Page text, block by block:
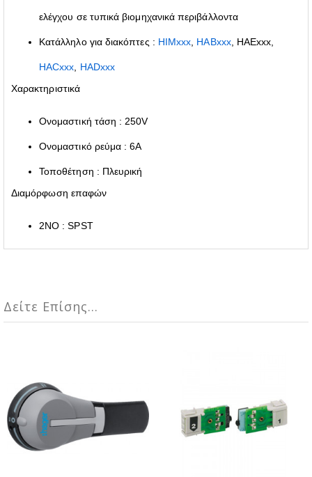
ελέγχου σε τυπικά βιομηχανικά περιβάλλοντα
Κατάλληλο για διακόπτες : HIMxxx HABxxx, HAExxx,
HACxxx
HADxxx
Χαρακτηριστικά
Ονομαστική τάση : 250V
Ονομαστικό ρεύμα : 6A
Τοποθέτηση : Πλευρική
Διαμόρφωση επαφών
2NO : SPST
Δείτε Επίσης...